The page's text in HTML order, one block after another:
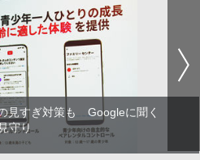
見すぎ対策も Googleに聞く
守り